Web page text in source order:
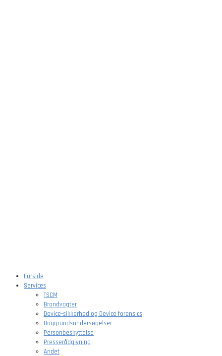
Forside
Services
TSCM
Brandvagter
Device-sikkerhed og Device forensics
Baggrundsundersøgelser
Personbeskyttelse
Presserådgivning
Andet